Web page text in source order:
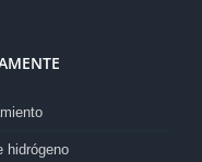
hidrógeno